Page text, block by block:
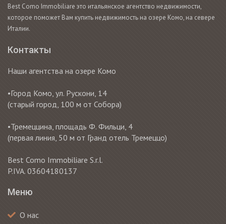
Best Como Immobiliare это итальянское агентство недвижимости,
которое поможет Вам купить недвижимость на озере Комо, на севере
Италии.
Контакты
Наши агентства на озере Комо
•Город Комо, ул. Рускони, 14
(старый город, 100 м от Собора)
•Тремеццина, площадь Ф. Фильци, 4
(первая линия, 50 м от Гранд отель Тремеццо)
Best Como Immobiliare S.r.l.
P.IVA. 03604180137
Меню
О нас